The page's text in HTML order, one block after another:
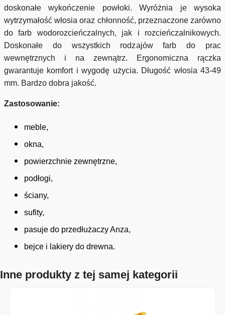
doskonałe wykończenie powłoki. Wyróżnia je wysoka
wytrzymałość włosia oraz chłonność, przeznaczone zarówno
do farb wodorozcieńczalnych, jak i rozcieńczalnikowych.
Doskonałe do wszystkich rodzajów farb do prac
wewnętrznych i na zewnątrz. Ergonomiczna rączka
gwarantuje komfort i wygodę użycia. Długość włosia 43-49
mm. Bardzo dobra jakość.
Zastosowanie:
meble,
okna,
powierzchnie zewnętrzne,
podłogi,
ściany,
sufity,
pasuje do przedłużaczy Anza,
bejce i lakiery do drewna.
Inne produkty z tej samej kategorii